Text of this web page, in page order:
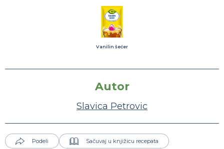
Vanilin šećer
Autor
Slavica Petrovic
Podeli Sačuvaj u knjižicu recepata